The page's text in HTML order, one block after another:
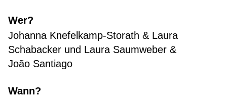
Wer?
Johanna Knefelkamp-Storath & Laura
Schabacker und Laura Saumweber &
João Santiago
Wann?